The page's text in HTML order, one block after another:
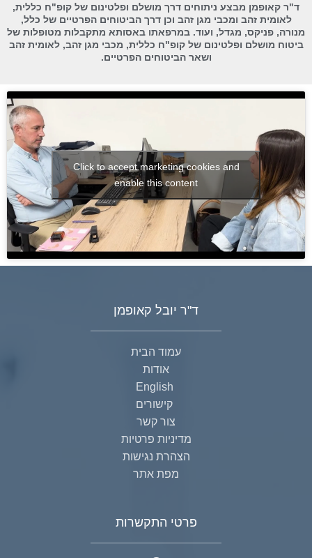
ד"ר קאופמן מבצע ניתוחים דרך מושלם ופלטינום של קופ"ח כללית,
לאומית זהב ומכבי מגן זהב וכן דרך הביטוחים הפרטיים של כלל,
מנורה, פניקס, מגדל, ועוד. במרפאתו באסותא מתקבלות מטופלות של
ביטוח מושלם ופלטינום של קופ"ח כללית, מכבי מגן זהב, לאומית זהב
ושאר הביטוחים הפרטיים.
Click to accept marketing cookies and
enable this content
ד"ר יובל קאופמן
עמוד הבית
אודות
English
קישורים
צור קשר
מדיניות פרטיות
הצהרת נגישות
מפת אתר
פרטי התקשרות